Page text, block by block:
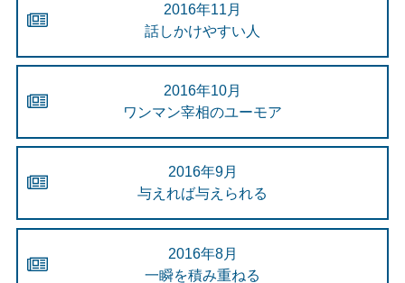
2016年11月
話しかけやすい人
2016年10月
ワンマン宰相のユーモア
2016年9月
与えれば与えられる
2016年8月
一瞬を積み重ねる